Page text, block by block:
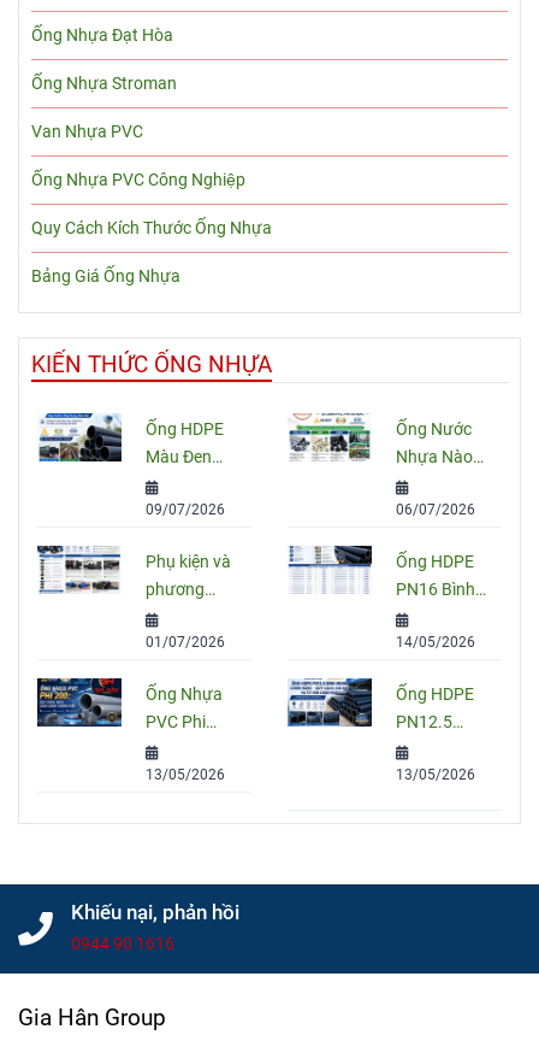
Ống Nhựa Đạt Hòa
Ống Nhựa Stroman
Van Nhựa PVC
Ống Nhựa PVC Công Nghiệp
Quy Cách Kích Thước Ống Nhựa
Bảng Giá Ống Nhựa
KIẾN THỨC ỐNG NHỰA
Ống HDPE
Màu Đen
Sọc Xanh:
Quy Cách,
Và Cách
Chọn Đúng
09/07/2026
Ống Nước
Nhựa Nào
Tốt Nhất
Hiện Nay?
PVC, PPR
Và HDPE
06/07/2026
Phụ kiện và
phương
pháp nối
ống HDPE
thuật
01/07/2026
Ống HDPE
PN16 Bình
Minh: Quy
Cách, Báo
Chọn Đúng
Cho Công
Trình
14/05/2026
Ống Nhựa
PVC Phi
200: Quy
Cách, Giá
Trình
13/05/2026
Ống HDPE
PN12.5
Bình Minh
Chính Hãng
Chọn Mua
13/05/2026
Khiếu nại, phản hồi
0944 90 1616
Gia Hân Group